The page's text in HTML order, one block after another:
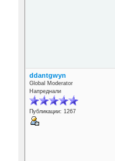
ddantgwyn
Global Moderator
Напреднали
Публикации: 1267